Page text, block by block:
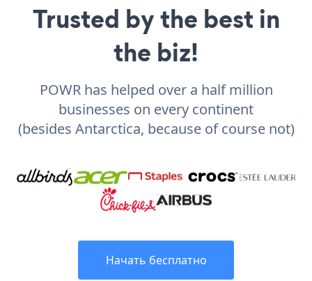
Trusted by the best in
the biz!
POWR has helped over a half million
businesses on every continent
(besides Antarctica, because of course not)
Начать бесплатно